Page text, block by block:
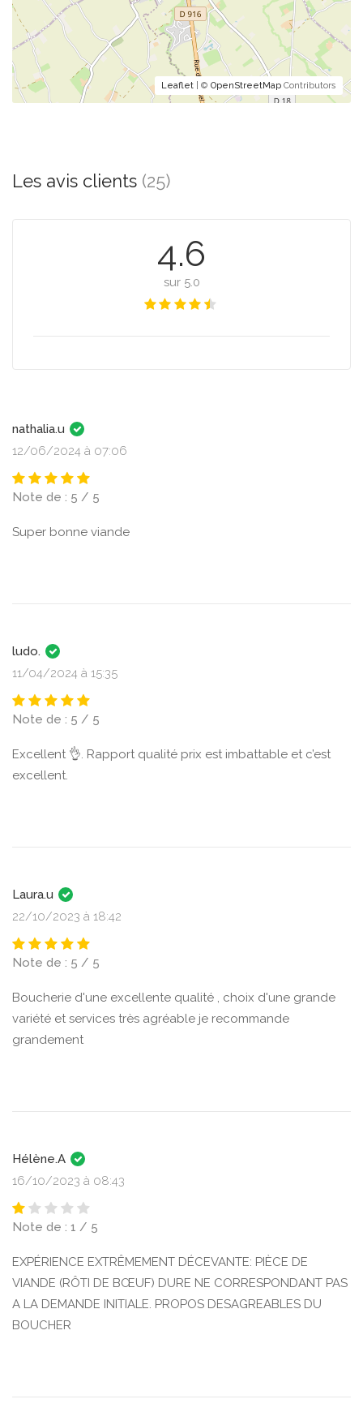
Leaflet | © OpenStreetMap Contributors
Les avis clients (25)
4.6
sur 5.0
nathalia.u
12/06/2024 à 07:06
Note de : 5 / 5
Super bonne viande
ludo.
11/04/2024 à 15:35
Note de : 5 / 5
Excellent 👌. Rapport qualité prix est imbattable et c’est
excellent.
Laura.u
22/10/2023 à 18:42
Note de : 5 / 5
Boucherie d'une excellente qualité , choix d'une grande
variété et services très agréable je recommande
grandement
Hélène.A
16/10/2023 à 08:43
Note de : 1 / 5
EXPÉRIENCE EXTRÊMEMENT DÉCEVANTE: PIÈCE DE
VIANDE (RÔTI DE BŒUF) DURE NE CORRESPONDANT PAS
A LA DEMANDE INITIALE. PROPOS DESAGREABLES DU
BOUCHER